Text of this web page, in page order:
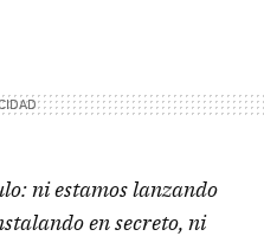
ni estamos lanzando
en secreto, ni